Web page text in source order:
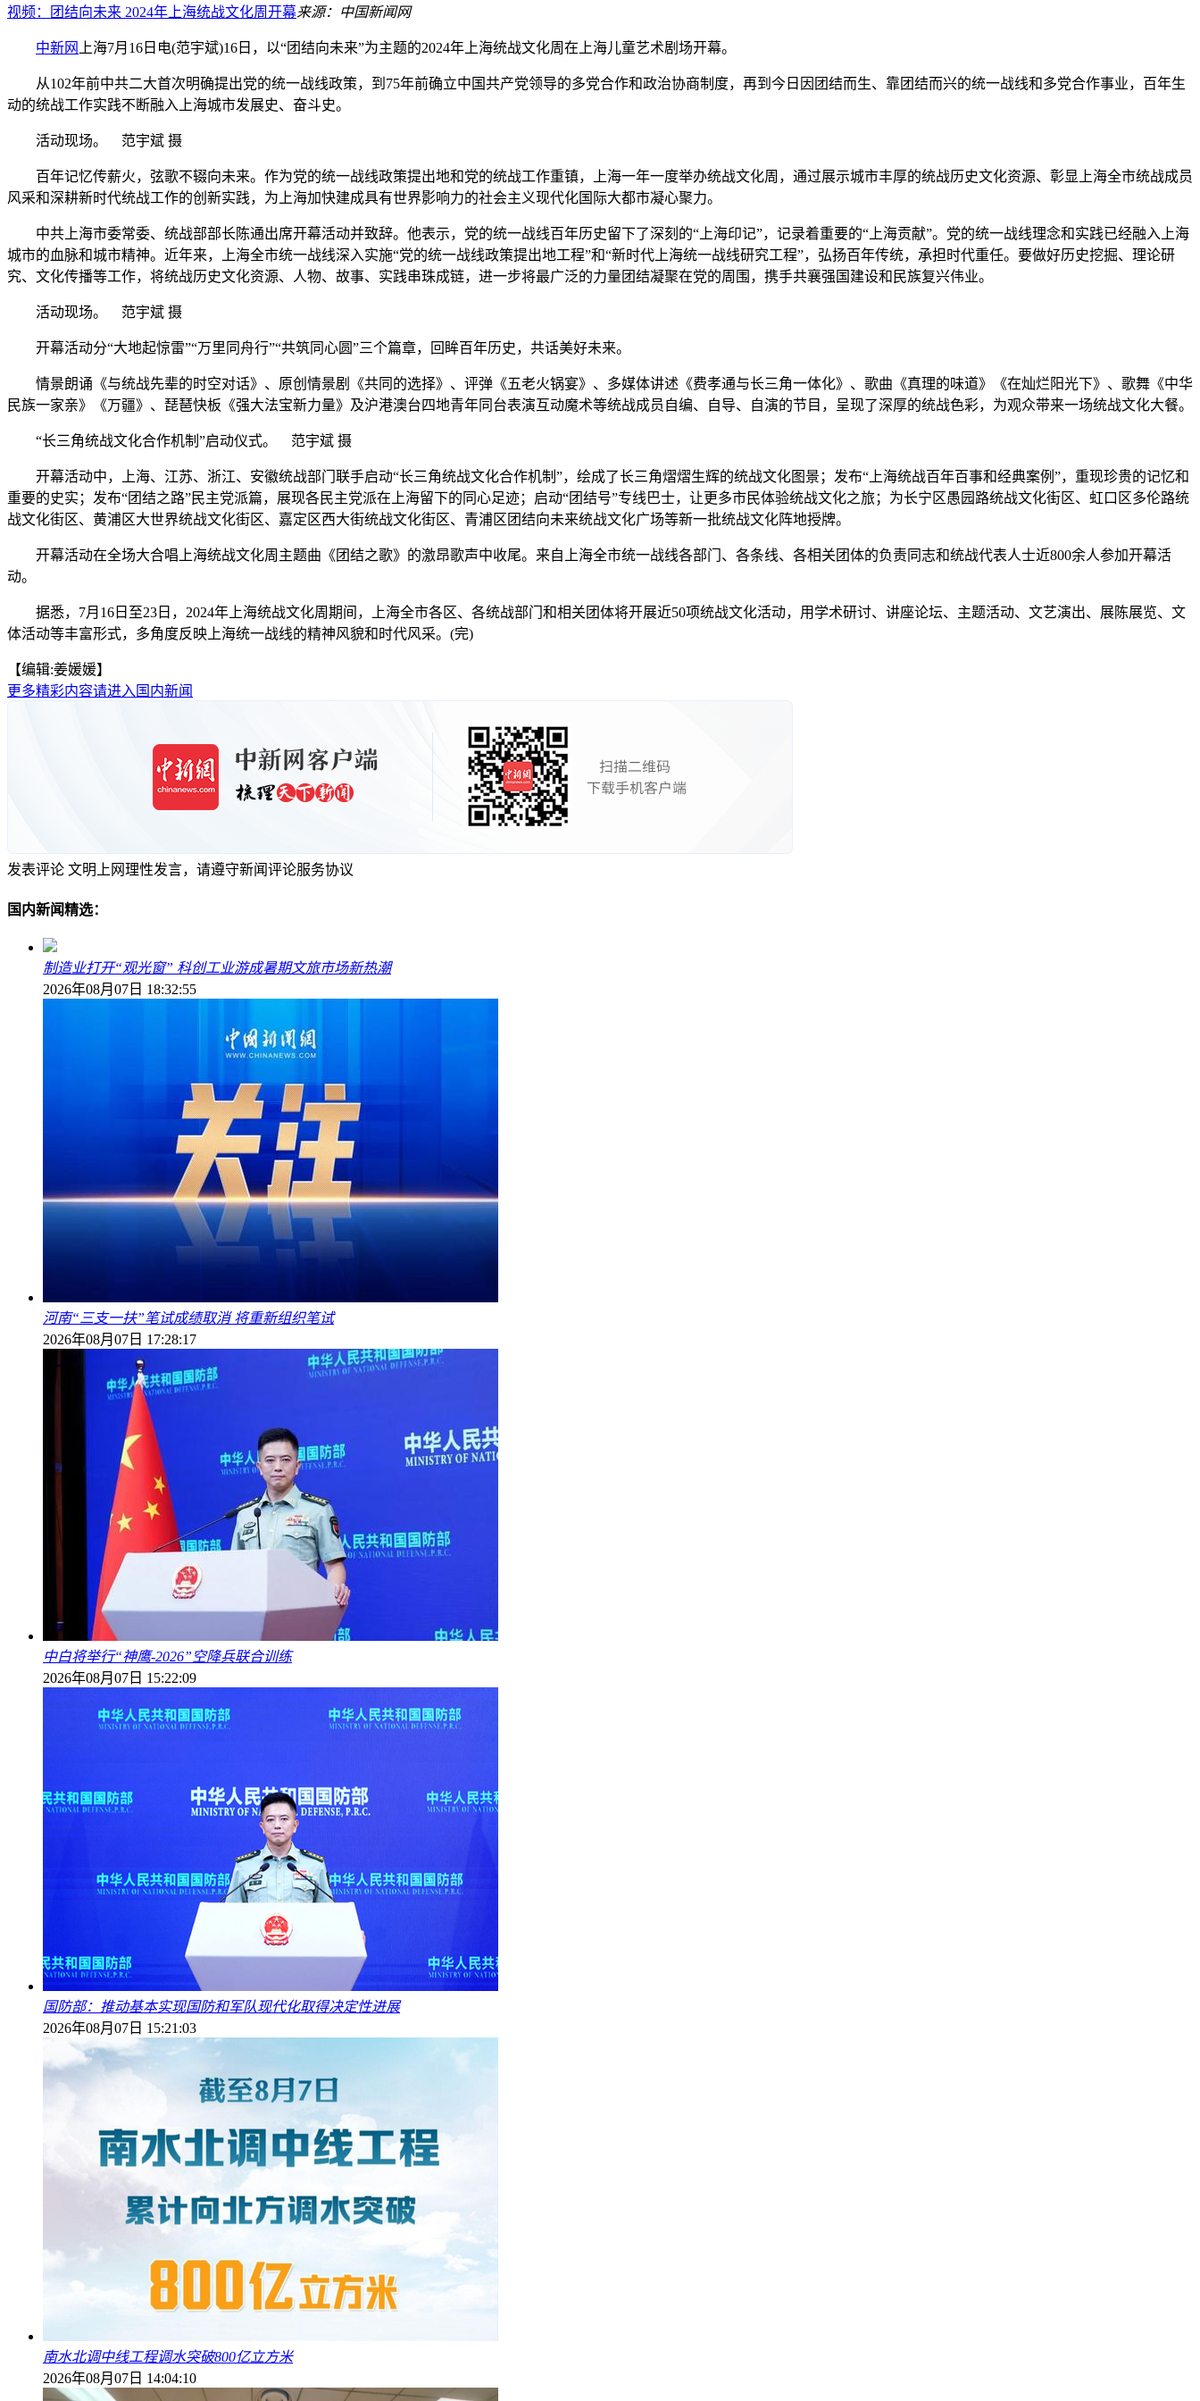
视频：团结向未来 2024年上海统战文化周开幕来源：中国新闻网
中新网 上海7月16日电(范宇斌)16日，以“团结向未来”为主题的2024年上海统战文化周在上海儿童艺术剧场开幕。
从102年前中共二大首次明确提出党的统一战线政策，到75年前确立中国共产党领导的多党合作和政治协商制度，再到今日因团结而生、靠团结而兴的统一战线和多党合作事业，百年生
动的统战工作实践不断融入上海城市发展史、奋斗史。
活动现场。 范宇斌 摄
百年记忆传薪火，弦歌不辍向未来。作为党的统一战线政策提出地和党的统战工作重镇，上海一年一度举办统战文化周，通过展示城市丰厚的统战历史文化资源、彰显上海全市统战成员
风采和深耕新时代统战工作的创新实践，为上海加快建成具有世界影响力的社会主义现代化国际大都市凝心聚力。
中共上海市委常委、统战部部长陈通出席开幕活动并致辞。他表示，党的统一战线百年历史留下了深刻的“上海印记”，记录着重要的“上海贡献”。党的统一战线理念和实践已经融入上海
城市的血脉和城市精神。近年来，上海全市统一战线深入实施“党的统一战线政策提出地工程”和“新时代上海统一战线研究工程”，弘扬百年传统，承担时代重任。要做好历史挖掘、理论研
究、文化传播等工作，将统战历史文化资源、人物、故事、实践串珠成链，进一步将最广泛的力量团结凝聚在党的周围，携手共襄强国建设和民族复兴伟业。
活动现场。 范宇斌 摄
开幕活动分“大地起惊雷”“万里同舟行”“共筑同心圆”三个篇章，回眸百年历史，共话美好未来。
情景朗诵《与统战先辈的时空对话》、原创情景剧《共同的选择》、评弹《五老火锅宴》、多媒体讲述《费孝通与长三角一体化》、歌曲《真理的味道》《在灿烂阳光下》、歌舞《中华
民族一家亲》《万疆》、琵琶快板《强大法宝新力量》及沪港澳台四地青年同台表演互动魔术等统战成员自编、自导、自演的节目，呈现了深厚的统战色彩，为观众带来一场统战文化大餐。
“长三角统战文化合作机制”启动仪式。 范宇斌 摄
开幕活动中，上海、江苏、浙江、安徽统战部门联手启动“长三角统战文化合作机制”，绘成了长三角熠熠生辉的统战文化图景；发布“上海统战百年百事和经典案例”，重现珍贵的记忆和
重要的史实；发布“团结之路”民主党派篇，展现各民主党派在上海留下的同心足迹；启动“团结号”专线巴士，让更多市民体验统战文化之旅；为长宁区愚园路统战文化街区、虹口区多伦路统
战文化街区、黄浦区大世界统战文化街区、嘉定区西大街统战文化街区、青浦区团结向未来统战文化广场等新一批统战文化阵地授牌。
开幕活动在全场大合唱上海统战文化周主题曲《团结之歌》的激昂歌声中收尾。来自上海全市统一战线各部门、各条线、各相关团体的负责同志和统战代表人士近800余人参加开幕活
动。
据悉，7月16日至23日，2024年上海统战文化周期间，上海全市各区、各统战部门和相关团体将开展近50项统战文化活动，用学术研讨、讲座论坛、主题活动、文艺演出、展陈展览、文
体活动等丰富形式，多角度反映上海统一战线的精神风貌和时代风采。(完)
【编辑:姜媛媛】
更多精彩内容请进入国内新闻
发表评论 文明上网理性发言，请遵守新闻评论服务协议
国内新闻精选：
制造业打开“观光窗” 科创工业游成暑期文旅市场新热潮
2026年08月07日 18:32:55
河南“三支一扶”笔试成绩取消 将重新组织笔试
2026年08月07日 17:28:17
中白将举行“神鹰-2026”空降兵联合训练
2026年08月07日 15:22:09
国防部：推动基本实现国防和军队现代化取得决定性进展
2026年08月07日 15:21:03
南水北调中线工程调水突破800亿立方米
2026年08月07日 14:04:10